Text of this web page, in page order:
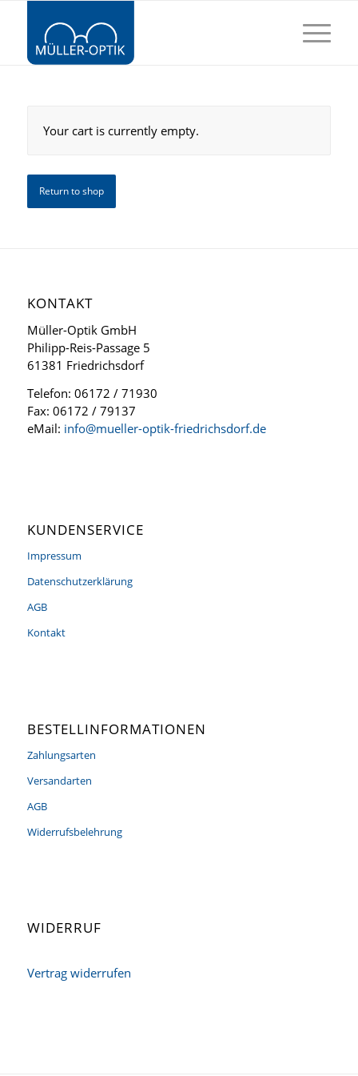
Your cart is currently empty.
Return to shop
KONTAKT
Müller-Optik GmbH
Philipp-Reis-Passage 5
61381 Friedrichsdorf
Telefon: 06172 / 71930
Fax: 06172 / 79137
eMail: info@mueller-optik-friedrichsdorf.de
KUNDENSERVICE
Impressum
Datenschutzerklärung
AGB
Kontakt
BESTELLINFORMATIONEN
Zahlungsarten
Versandarten
AGB
Widerrufsbelehrung
WIDERRUF
Vertrag widerrufen